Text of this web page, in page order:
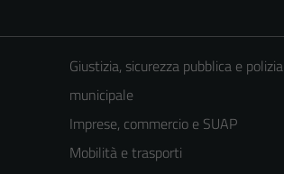
Giustizia, sicurezza pubblica e polizia
municipale
Imprese, commercio e SUAP
Mobilità e trasporti